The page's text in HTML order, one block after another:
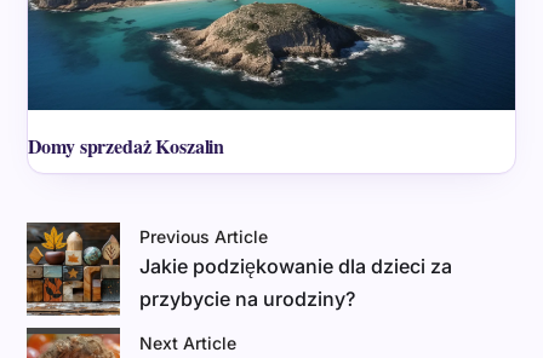
Domy sprzedaż Koszalin
Previous Article
Jakie podziękowanie dla dzieci za
przybycie na urodziny?
Next Article